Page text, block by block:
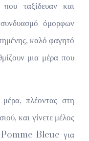
ταξίδευαν και
όμορφων
καλό φαγητό
μια μέρα που
πλέοντας στη
και γίνετε μέλος
Pomme Bleue για